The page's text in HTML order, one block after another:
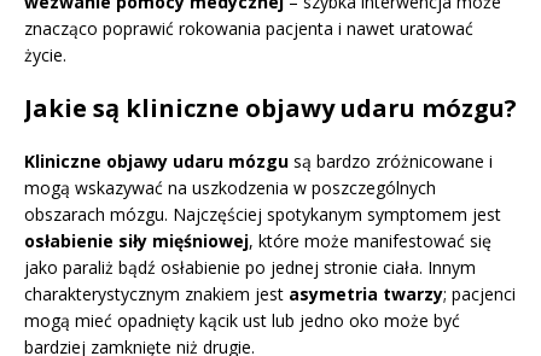
znacząco poprawić rokowania pacjenta i nawet uratować
życie.
Jakie są kliniczne objawy udaru mózgu?
Kliniczne objawy udaru mózgu są bardzo zróżnicowane i
mogą wskazywać na uszkodzenia w poszczególnych
obszarach mózgu. Najczęściej spotykanym symptomem jest
osłabienie siły mięśniowej, które może manifestować się
jako paraliż bądź osłabienie po jednej stronie ciała. Innym
charakterystycznym znakiem jest asymetria twarzy; pacjenci
mogą mieć opadnięty kącik ust lub jedno oko może być
bardziej zamknięte niż drugie.